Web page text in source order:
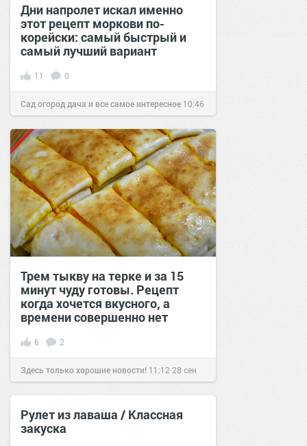
Дни напролет искал именно
этот рецепт моркови по-
корейски: самый быстрый и
самый лучший вариант
11 0
Сад огород дача и все самое интересное 10:46
04 окт 2018
Трем тыкву на терке и за 15
минут чуду готовы. Рецепт
когда хочется вкусного, а
времени совершенно нет
6 2
Здесь только хорошие новости! 11:12 28 сен
2021
Рулет из лаваша / Классная
закуска